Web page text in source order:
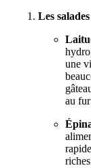
Les
une
au